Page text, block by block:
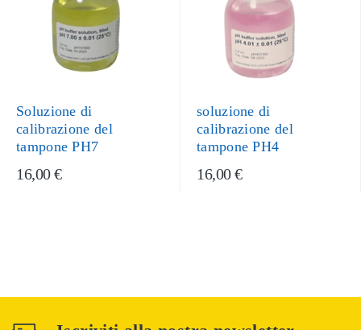
Soluzione di
calibrazione del
tampone PH7
16,00 €
soluzione di
calibrazione del
tampone PH4
16,00 €